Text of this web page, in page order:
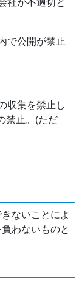
社が不適切と
で公開が禁止
収集を禁止し
禁止。(ただ
ないことによ
わないものと